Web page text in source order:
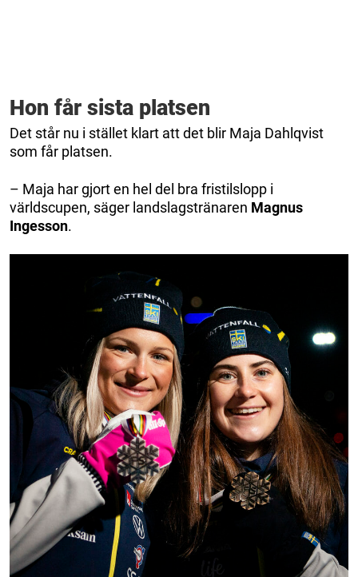
Hon får sista platsen
Det står nu i stället klart att det blir Maja Dahlqvist
som får platsen.
– Maja har gjort en hel del bra fristilslopp i
världscupen, säger landslagstränaren Magnus
Ingesson.